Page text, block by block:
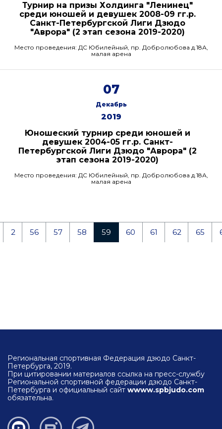
Турнир на призы Холдинга "Ленинец"
среди юношей и девушек 2008-09 гг.р.
Санкт-Петербургской Лиги Дзюдо
"Аврора" (2 этап сезона 2019-2020)
Место проведения: ДС Юбилейный, пр. Добролюбова д.18А,
малая арена
07
Декабрь
2019
Юношеский турнир среди юношей и
девушек 2004-05 гг.р. Санкт-
Петербургской Лиги Дзюдо "Аврора" (2
этап сезона 2019-2020)
Место проведения: ДС Юбилейный, пр. Добролюбова д.18А,
малая арена
2 56 57 58 59 60 61 62 65
Региональная спортивная Федерация дзюдо Санкт-
Петербурга, 2019.
При цитировании материалов ссылка на пресс-службу
Региональной спортивной федерации дзюдо Санкт-
Петербурга и официальный сайт wwww.spbjudo.com
обязательна.